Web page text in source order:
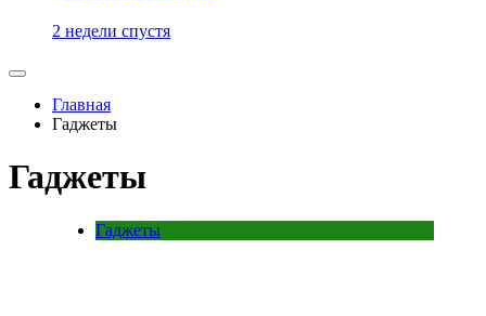
2 недели спустя
Главная
Гаджеты
Гаджеты
Гаджеты